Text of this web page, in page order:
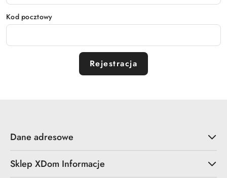
Kod pocztowy
Rejestracja
Dane adresowe
Sklep XDom Informacje